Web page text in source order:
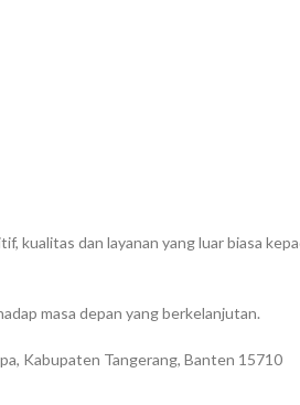
kualitas dan layanan yang luar biasa
masa depan yang berkelanjutan.
Kabupaten Tangerang, Banten 15710